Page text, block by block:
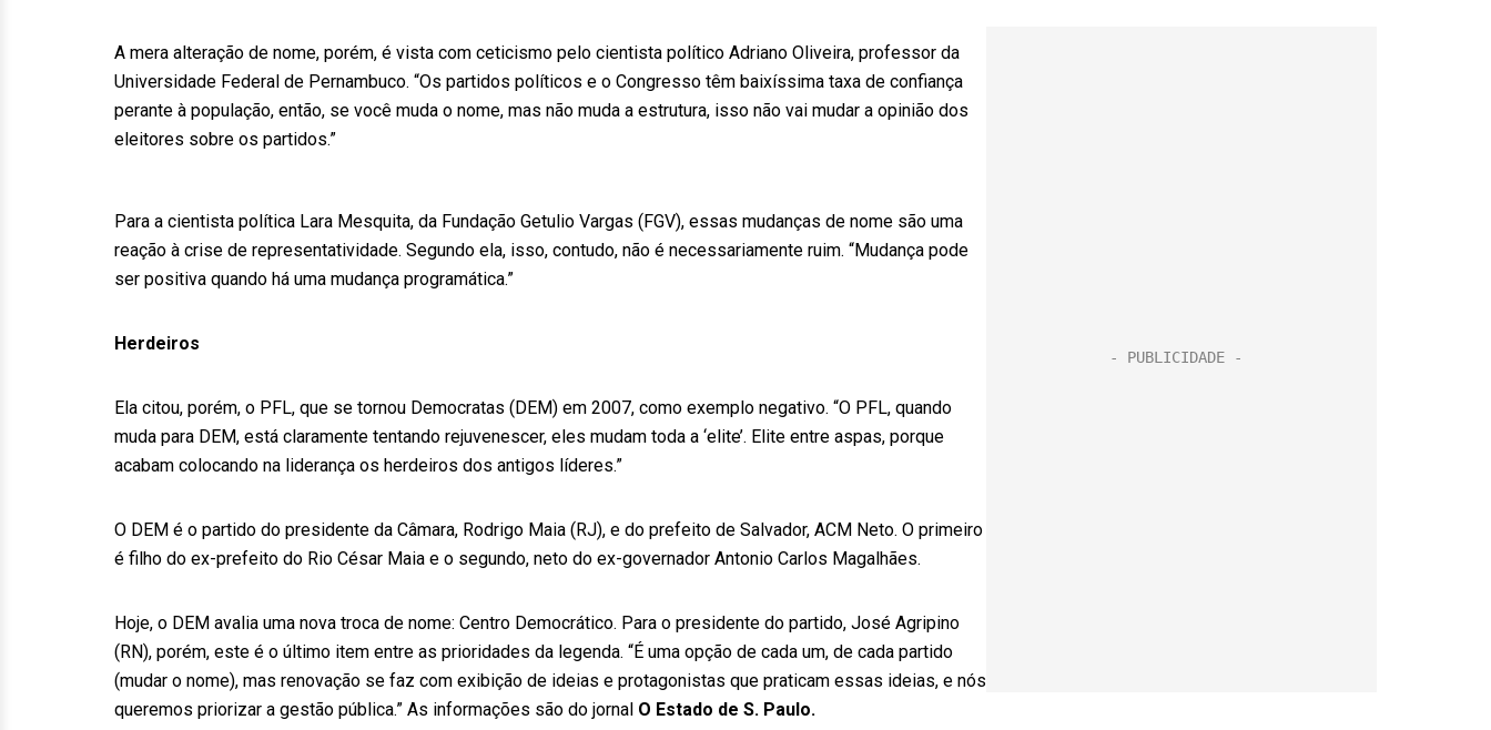
A mera alteração de nome, porém, é vista com ceticismo pelo cientista político Adriano Oliveira, professor da
Universidade Federal de Pernambuco. “Os partidos políticos e o Congresso têm baixíssima taxa de confiança
perante à população, então, se você muda o nome, mas não muda a estrutura, isso não vai mudar a opinião dos
eleitores sobre os partidos.”
Para a cientista política Lara Mesquita, da Fundação Getulio Vargas (FGV), essas mudanças de nome são uma
reação à crise de representatividade. Segundo ela, isso, contudo, não é necessariamente ruim. “Mudança pode
ser positiva quando há uma mudança programática.”
Herdeiros
Ela citou, porém, o PFL, que se tornou Democratas (DEM) em 2007, como exemplo negativo. “O PFL, quando
muda para DEM, está claramente tentando rejuvenescer, eles mudam toda a ‘elite’. Elite entre aspas, porque
acabam colocando na liderança os herdeiros dos antigos líderes.”
O DEM é o partido do presidente da Câmara, Rodrigo Maia (RJ), e do prefeito de Salvador, ACM Neto. O primeiro
é filho do ex-prefeito do Rio César Maia e o segundo, neto do ex-governador Antonio Carlos Magalhães.
Hoje, o DEM avalia uma nova troca de nome: Centro Democrático. Para o presidente do partido, José Agripino
(RN), porém, este é o último item entre as prioridades da legenda. “É uma opção de cada um, de cada partido
(mudar o nome), mas renovação se faz com exibição de ideias e protagonistas que praticam essas ideias, e nós
queremos priorizar a gestão pública.” As informações são do jornal O Estado de S. Paulo.